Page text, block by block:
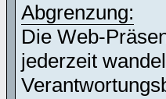
Abgrenzung:
Die Web-
jederzeit